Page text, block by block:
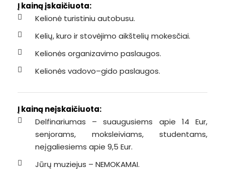
Į kainą įskaičiuota:
Kelionė turistiniu autobusu.
Kelių, kuro ir stovėjimo aikštelių mokesčiai.
Kelionės organizavimo paslaugos.
Kelionės vadovo–gido paslaugos.
Į kainą neįskaičiuota:
Delfinariumas – suaugusiems apie 14 Eur,
senjorams, moksleiviams, studentams,
neįgaliesiems apie 9,5 Eur.
Jūrų muziejus – NEMOKAMAI.